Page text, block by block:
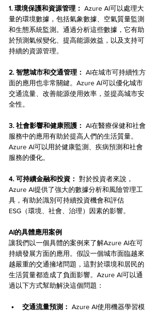
1. 環境保護和資源管理： Azure AI可以處理大
量的環境數據，包括氣象數據、空氣質量監測
和生態系統監測。通過分析這些數據，它有助
於預測氣候變化、提高能源效益，以及支持可
持續的資源管理。
2. 智慧城市和交通管理： AI在城市可持續性方
面的應用也非常關鍵。Azure AI可以優化城市
交通流量、改善能源使用效率，並提高城市安
全性。
3. 社會影響和健康照護： AI在醫療保健和社會
服務中的應用有助於提高人們的生活質量。
Azure AI可以用於健康監測、疾病預測和社會
服務的優化。
4. 可持續金融和投資： 對於投資者來說，
Azure AI提供了強大的數據分析和風險管理工
具，有助於識別可持續投資機會和評估
ESG（環境、社會、治理）因素的影響。
AI的具體應用案例
讓我們以一個具體的案例來了解Azure AI在可
持續發展方面的應用。假設一個城市面臨越來
越嚴重的交通擁堵問題，這對於環境和居民的
生活質量都造成了負面影響。Azure AI可以通
過以下方式幫助解決這個問題：
交通流量預測： Azure AI使用機器學習模